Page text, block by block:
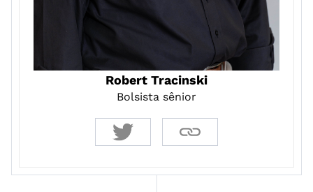
Robert Tracinski
Bolsista sênior